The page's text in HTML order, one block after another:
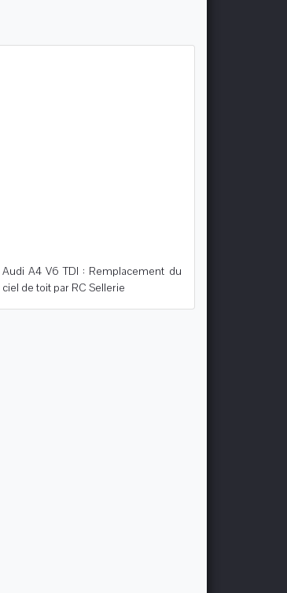
Audi A4 V6 TDI : Remplacement du
ciel de toit par RC Sellerie